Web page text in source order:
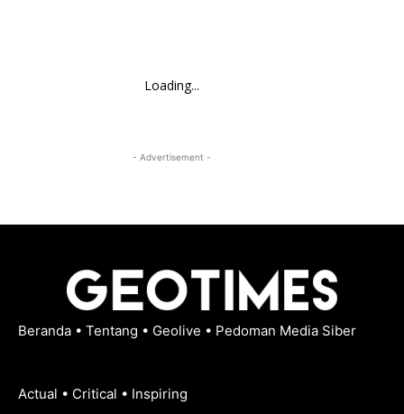
Loading...
- Advertisement -
Beranda • Tentang • Geolive • Pedoman Media Siber
Actual • Critical • Inspiring